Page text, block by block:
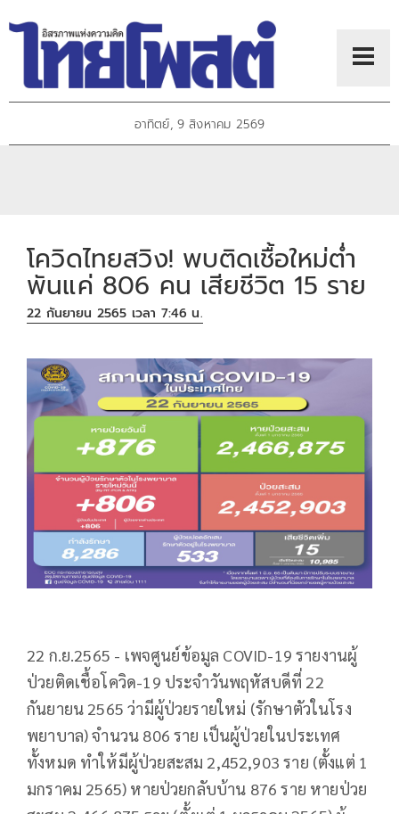
อาทิตย์, 9 สิงหาคม 2569
โควิดไทยสวิง! พบติดเชื้อใหม่ต่ำ
พันแค่ 806 คน เสียชีวิต 15 ราย
22 กันยายน 2565 เวลา 7:46 น.
22 ก.ย.2565 - เพจศูนย์ข้อมูล COVID-19 รายงานผู้
ป่วยติดเชื้อโควิด-19 ประจำวันพฤหัสบดีที่ 22
กันยายน 2565 ว่ามีผู้ป่วยรายใหม่ (รักษาตัวในโรง
พยาบาล) จำนวน 806 ราย เป็นผู้ป่วยในประเทศ
ทั้งหมด ทำให้มีผู้ป่วยสะสม 2,452,903 ราย (ตั้งแต่ 1
มกราคม 2565) หายป่วยกลับบ้าน 876 ราย หายป่วย